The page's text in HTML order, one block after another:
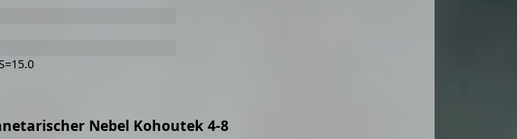
Nebel Kohoutek 4-8